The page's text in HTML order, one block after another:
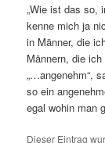
„Wie ist das so,
kenne mich ja
in Männer, die
Männern, die
„…angenehm“,
so ein
egal wohin man
Dieser Eintrag